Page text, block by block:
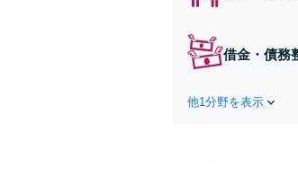
借金・債務
他1分野を表示